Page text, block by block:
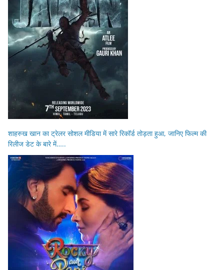
शाहरुख खान का ट्रेलर सोशल मीडिया में सारे रिकॉर्ड तोड़ता हुआ, जानिए फिल्म की
रिलीज डेट के बारे में…..